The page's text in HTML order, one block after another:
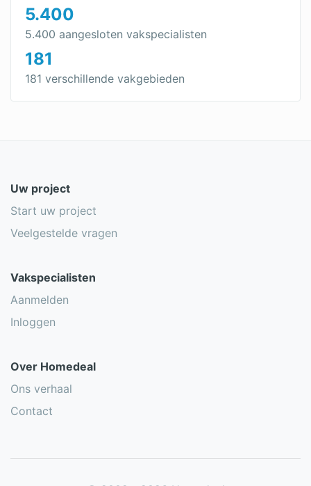
5.400
5.400 aangesloten vakspecialisten
181
181 verschillende vakgebieden
Uw project
Start uw project
Veelgestelde vragen
Vakspecialisten
Aanmelden
Inloggen
Over Homedeal
Ons verhaal
Contact